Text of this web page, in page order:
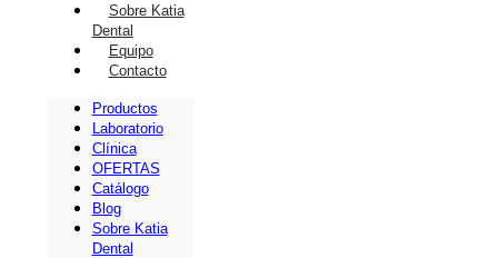
Sobre Katia
Dental
Equipo
Contacto
Productos
Laboratorio
Clínica
OFERTAS
Catálogo
Blog
Sobre Katia
Dental